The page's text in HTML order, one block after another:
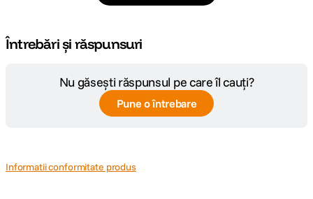
Întrebări și răspunsuri
Nu găsești răspunsul pe care îl cauți?
Pune o întrebare
Informatii conformitate produs